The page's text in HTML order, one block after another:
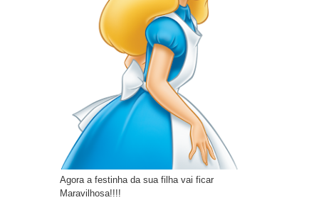
Agora a festinha da sua filha vai ficar
Maravilhosa!!!!